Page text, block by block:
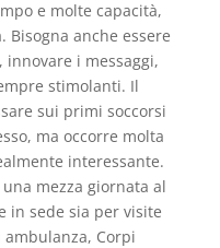
e molte capacità,
Bisogna anche essere
i messaggi,
stimolanti. Il
sui primi soccorsi
ma occorre molta
interessante.
mezza giornata al
in sede sia per visite
Corpi